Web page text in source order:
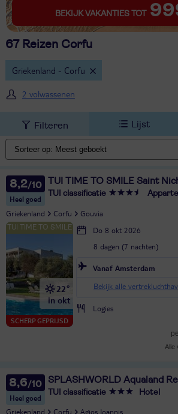
BEKIJK VAKANTIES TOT
67 Reizen Corfu
Griekenland - Corfu
2 volwassenen
Filteren Lijst
8,2
Heel goed
TUI TIME TO SMILE Saint
TUI classificatie
Griekenland Corfu Gouvia
SCHERP GEPRIJSD
22°
in okt
Do 8 okt 2026
8 dagen (7 nachten)
Vanaf Amsterdam
Bekijk alle
Logies
Alle
8,6
Heel goed
SPLASHWORLD Aqualand
TUI classificatie Hotel
Griekenland Corfu Agios Ioannis